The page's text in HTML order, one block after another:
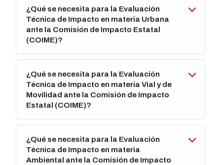
¿Qué se necesita para la Evaluación
Técnica de Impacto en materia Urbana
ante la Comisión de Impacto Estatal
(COIME)?
¿Qué se necesita para la Evaluación
Técnica de Impacto en materia Vial y de
Movilidad ante la Comisión de Impacto
Estatal (COIME)?
¿Qué se necesita para la Evaluación
Técnica de Impacto en materia
Ambiental ante la Comisión de Impacto